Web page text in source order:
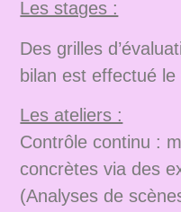
Les stages :
Des grilles
bilan est effectué le
Les ateliers :
Contrôle continu :
concrètes via des
(Analyses de